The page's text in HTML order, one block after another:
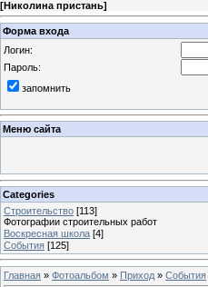
[Николина пристань]
Форма входа
Логин:
Пароль:
запомнить
Меню сайта
Categories
Строительство [113]
Фотографии строительных работ
Воскресная школа [4]
События [125]
Главная » Фотоальбом » Приход » События